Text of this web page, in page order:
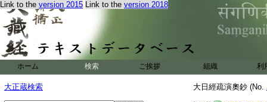
Link to the version 2015 Link to the version 2018
ホーム 検索 ご挨拶 組織 利
大正蔵検索 大日經疏演奧鈔 (No.